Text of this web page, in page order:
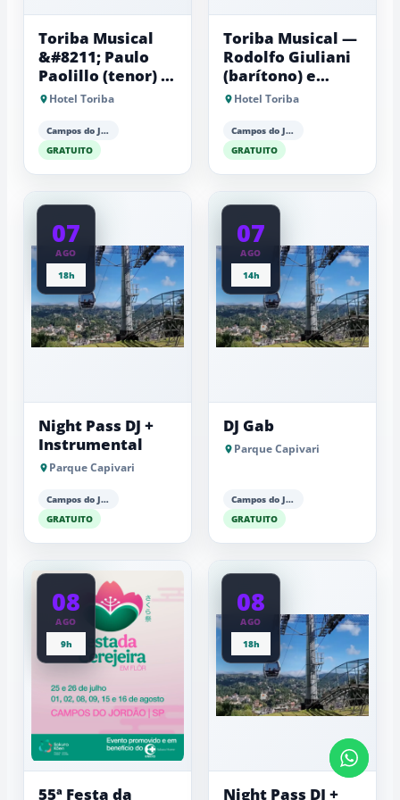
Toriba Musical
&#8211; Paulo
Paolillo (tenor) e
Antonio Luiz
Hotel Toriba
Campos do Jordão
GRATUITO
Toriba Musical —
Rodolfo Giuliani
(barítono) e
Antonio Luiz
Hotel Toriba
Campos do Jordão
GRATUITO
07
AGO
18h
Night Pass DJ +
Instrumental
Parque Capivari
Campos do Jordão
GRATUITO
07
AGO
14h
DJ Gab
Parque Capivari
Campos do Jordão
GRATUITO
08
AGO
9h
55ª Festa da
08
AGO
18h
Night Pass DJ +